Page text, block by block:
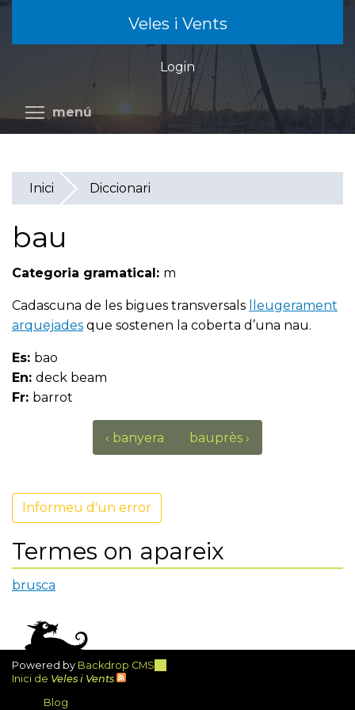
contingut
Veles i Vents
Login
menú Commuta la visibilitat del menú
Inici Diccionari
bau
Categoria gramatical: m
Cadascuna de les bigues transversals
lleugerament
arquejades que sostenen la coberta d’una nau.
Es: bao
En: deck beam
Fr: barrot
‹ banyera bauprès ›
Informeu d'un error
Termes on apareix
brusca
Powered by Backdrop CMS
Inici de Veles i Vents
Blog